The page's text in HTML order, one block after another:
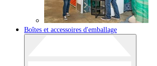
Boîtes et accessoires d'emballage